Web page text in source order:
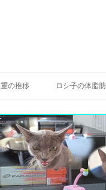
の推移 ロシ子の体脂